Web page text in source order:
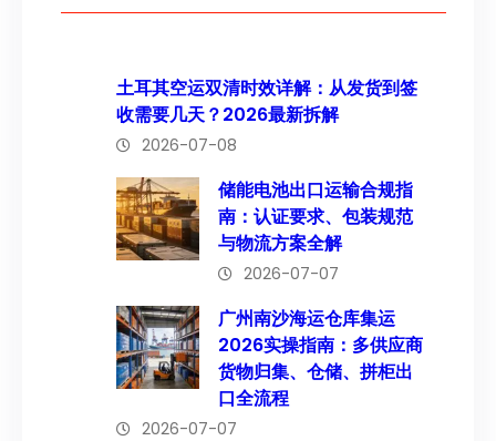
土耳其空运双清时效详解：从发货到签
收需要几天？2026最新拆解
2026-07-08
储能电池出口运输合规指
南：认证要求、包装规范
与物流方案全解
2026-07-07
广州南沙海运仓库集运
2026实操指南：多供应商
货物归集、仓储、拼柜出
口全流程
2026-07-07